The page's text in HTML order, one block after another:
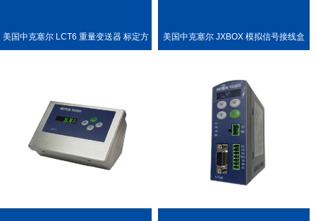
美国中克塞尔 LCT6 重量变送器 标定方 美国中克塞尔 JXBOX 模拟信号接线盒